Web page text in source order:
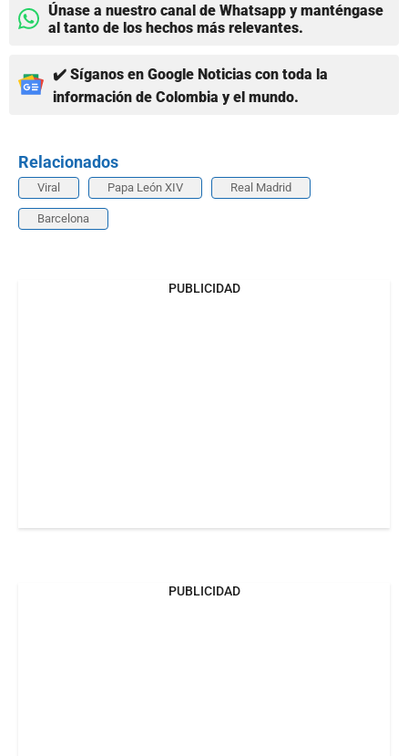
Únase a nuestro canal de Whatsapp y manténgase
al tanto de los hechos más relevantes.
✔️ Síganos en Google Noticias con toda la
información de Colombia y el mundo.
Relacionados
Viral Papa León XIV Real Madrid
Barcelona
PUBLICIDAD
PUBLICIDAD